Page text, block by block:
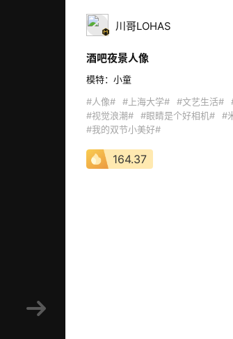
川哥LOHAS
酒吧夜景人像
模特：小童
#人像#
#上海大学# #文艺生活#
#视觉浪潮#
#眼睛是个好相机#
#
#我的双节小美好#
164.37